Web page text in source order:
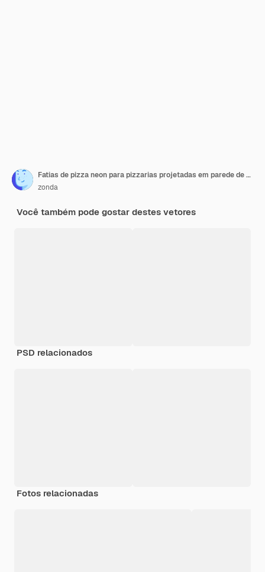
Fatias de pizza neon para pizzarias projetadas em parede de tijolos
zonda
Você também pode gostar destes vetores
PSD relacionados
Fotos relacionadas